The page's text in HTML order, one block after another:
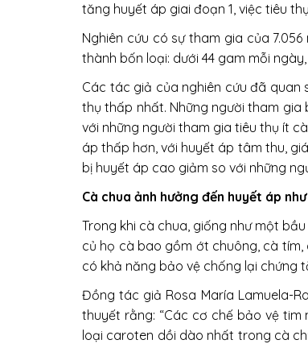
tăng huyết áp giai đoạn 1, việc tiêu
Nghiên cứu có sự tham gia của
thành bốn loại: dưới 44 gam mỗi
Các tác giả của nghiên cứu đã
thụ thấp nhất. Những người tham
với những người tham gia tiêu thụ ít
áp thấp hơn, với huyết áp tâm thu,
bị huyết áp cao giảm so với những
Cà chua ảnh hưởng đến huyết áp
Trong khi cà chua, giống như một
củ họ cà bao gồm ớt chuông, cà
có khả năng bảo vệ chống lại chứng
Đồng tác giả Rosa María Lamuela-
thuyết rằng: “Các cơ chế bảo vệ
loại caroten dồi dào nhất trong cà